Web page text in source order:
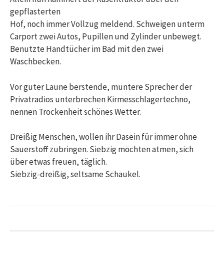
gepflasterten
Hof, noch immer Vollzug meldend. Schweigen unterm
Carport zwei Autos, Pupillen und Zylinder unbewegt.
Benutzte Handtücher im Bad mit den zwei
Waschbecken.
Vor guter Laune berstende, muntere Sprecher der
Privatradios unterbrechen Kirmesschlagertechno,
nennen Trockenheit schönes Wetter.
Dreißig Menschen, wollen ihr Dasein für immer ohne
Sauerstoff zubringen. Siebzig möchten atmen, sich
über etwas freuen, täglich.
Siebzig-dreißig, seltsame Schaukel.